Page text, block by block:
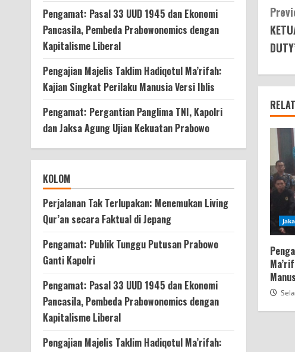
Pengamat: Pasal 33 UUD 1945 dan Ekonomi
Pancasila, Pembeda Prabowonomics dengan
Kapitalisme Liberal
Pengajian Majelis Taklim Hadiqotul Ma’rifah:
Kajian Singkat Perilaku Manusia Versi Iblis
Pengamat: Pergantian Panglima TNI, Kapolri
dan Jaksa Agung Ujian Kekuatan Prabowo
KOLOM
Perjalanan Tak Terlupakan: Menemukan Living
Qur’an secara Faktual di Jepang
Pengamat: Publik Tunggu Putusan Prabowo
Ganti Kapolri
Pengamat: Pasal 33 UUD 1945 dan Ekonomi
Pancasila, Pembeda Prabowonomics dengan
Kapitalisme Liberal
Pengajian Majelis Taklim Hadiqotul Ma’rifah: